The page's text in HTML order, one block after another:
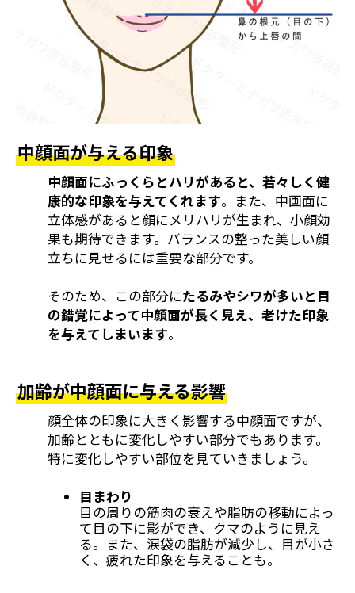
中顔面が与える印象
中顔面にふっくらとハリがあると、若々しく健
康的な印象を与えてくれます。また、中画面に
立体感があると顔にメリハリが生まれ、小顔効
果も期待できます。バランスの整った美しい顔
立ちに見せるには重要な部分です。
そのため、この部分にたるみやシワが多いと目
の錯覚によって中顔面が長く見え、老けた印象
を与えてしまいます。
加齢が中顔面に与える影響
顔全体の印象に大きく影響する中顔面ですが、
加齢とともに変化しやすい部分でもあります。
特に変化しやすい部位を見ていきましょう。
目まわり
目の周りの筋肉の衰えや脂肪の移動によっ
て目の下に影ができ、クマのように見え
る。また、涙袋の脂肪が減少し、目が小さ
く、疲れた印象を与えることも。